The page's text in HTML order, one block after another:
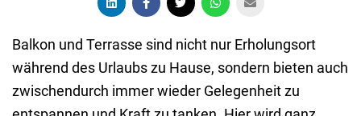
Balkon und Terrasse sind nicht nur Erholungsort
während des Urlaubs zu Hause, sondern bieten auch
zwischendurch immer wieder Gelegenheit zu